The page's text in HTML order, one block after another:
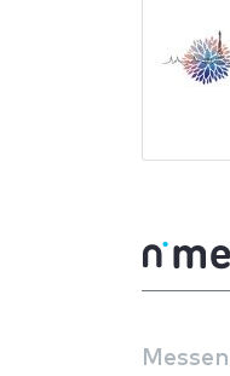
Messen